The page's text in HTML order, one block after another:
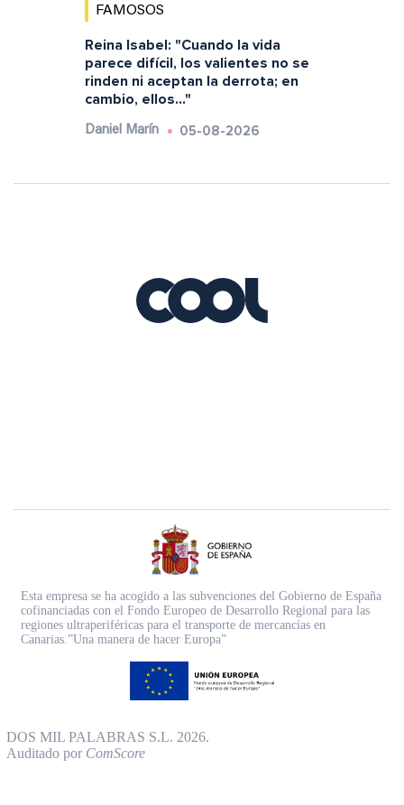
FAMOSOS
Reina Isabel: "Cuando la vida
parece difícil, los valientes no se
rinden ni aceptan la derrota; en
cambio, ellos..."
Daniel Marín 05-08-2026
Esta empresa se ha acogido a las subvenciones del Gobierno de España
cofinanciadas con el Fondo Europeo de Desarrollo Regional para las
regiones ultraperiféricas para el transporte de mercancías en
Canarias.”Una manera de hacer Europa”
DOS MIL PALABRAS S.L. 2026.
Auditado por ComScore